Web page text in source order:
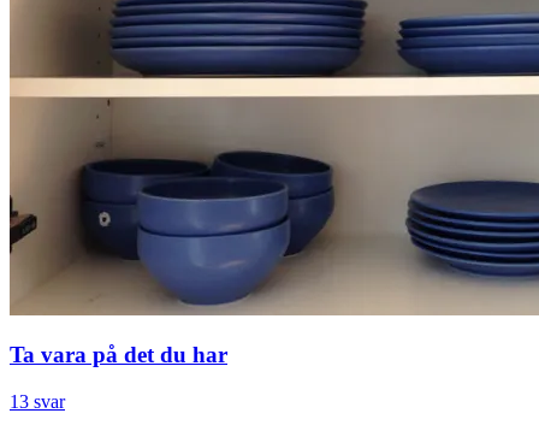
Ta vara på det du har
13 svar